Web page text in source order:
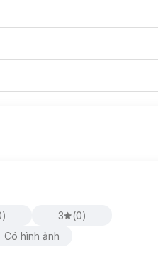
) 3 (0)
Có hình ảnh